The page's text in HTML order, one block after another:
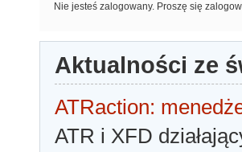
Nie jesteś zalogowany. Proszę się
Aktualności ze
ATRaction:
ATR i XFD